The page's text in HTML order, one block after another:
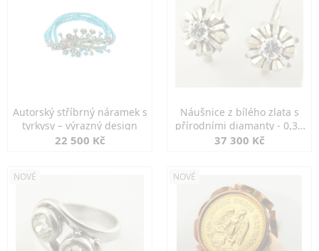
Autorský stříbrný náramek s
tyrkysy – výrazný design
22 500 Kč
Náušnice z bílého zlata s
přírodními diamanty - 0,30
ct
37 300 Kč
NOVÉ NOVÉ